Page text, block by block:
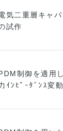
気二重層キャ
試作
制御を適用
ｲﾝﾋﾟｰﾀﾞﾝｽ変